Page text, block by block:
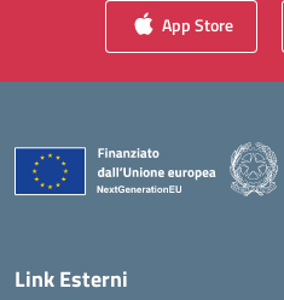
App Store
Link Esterni